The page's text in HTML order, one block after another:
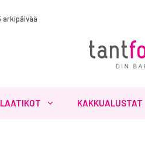
KAKKUALUSTAT